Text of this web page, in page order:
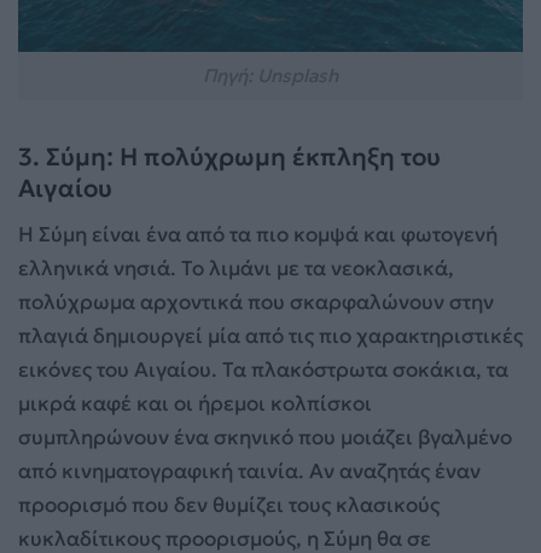
3. Σύμη: Η πολύχρωμη έκπληξη του
Αιγαίου
Η Σύμη είναι ένα από τα πιο κομψά και φωτογενή
ελληνικά νησιά. Το λιμάνι με τα νεοκλασικά,
πολύχρωμα αρχοντικά που σκαρφαλώνουν στην
πλαγιά δημιουργεί μία από τις πιο χαρακτηριστικές
εικόνες του Αιγαίου. Τα πλακόστρωτα σοκάκια, τα
μικρά καφέ και οι ήρεμοι κολπίσκοι
συμπληρώνουν ένα σκηνικό που μοιάζει βγαλμένο
από κινηματογραφική ταινία. Αν αναζητάς έναν
προορισμό που δεν θυμίζει τους κλασικούς
κυκλαδίτικους προορισμούς, η Σύμη θα σε